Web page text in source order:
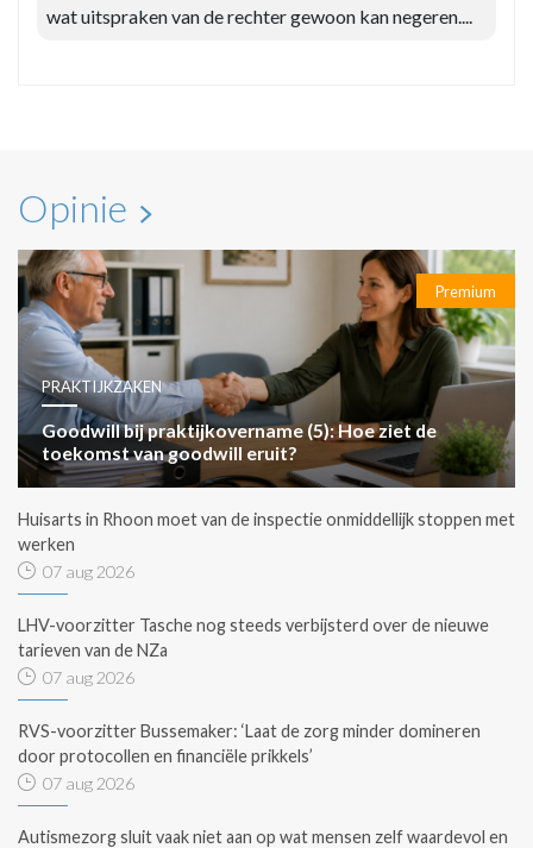
wat uitspraken van de rechter gewoon kan negeren....
Opinie
Premium
PRAKTIJKZAKEN
Goodwill bij praktijkovername (5): Hoe ziet de
toekomst van goodwill eruit?
Huisarts in Rhoon moet van de inspectie onmiddellijk stoppen met
werken
07 aug 2026
LHV-voorzitter Tasche nog steeds verbijsterd over de nieuwe
tarieven van de NZa
07 aug 2026
RVS-voorzitter Bussemaker: ‘Laat de zorg minder domineren
door protocollen en financiële prikkels’
07 aug 2026
Autismezorg sluit vaak niet aan op wat mensen zelf waardevol en